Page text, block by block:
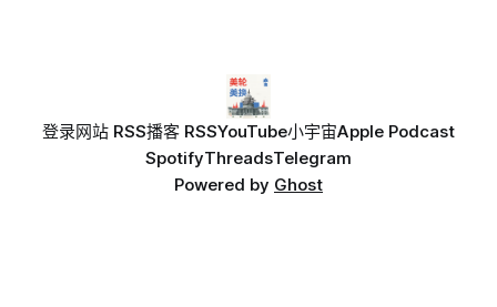
登录网站 RSS播客 RSSYouTube小宇宙Apple Podcast
SpotifyThreadsTelegram
Powered by Ghost